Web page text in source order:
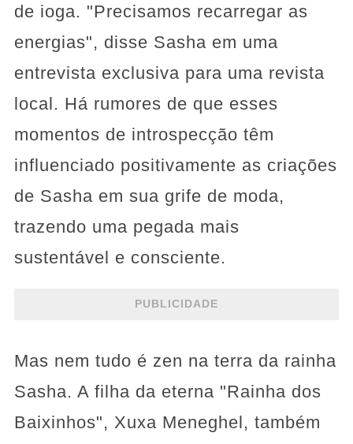
de ioga. "Precisamos recarregar as
energias", disse Sasha em uma
entrevista exclusiva para uma revista
local. Há rumores de que esses
momentos de introspecção têm
influenciado positivamente as criações
de Sasha em sua grife de moda,
trazendo uma pegada mais
sustentável e consciente.
PUBLICIDADE
Mas nem tudo é zen na terra da rainha
Sasha. A filha da eterna "Rainha dos
Baixinhos", Xuxa Meneghel, também